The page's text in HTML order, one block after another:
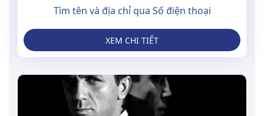
Tìm tên và địa chỉ qua Số điện thoại
XEM CHI TIẾT